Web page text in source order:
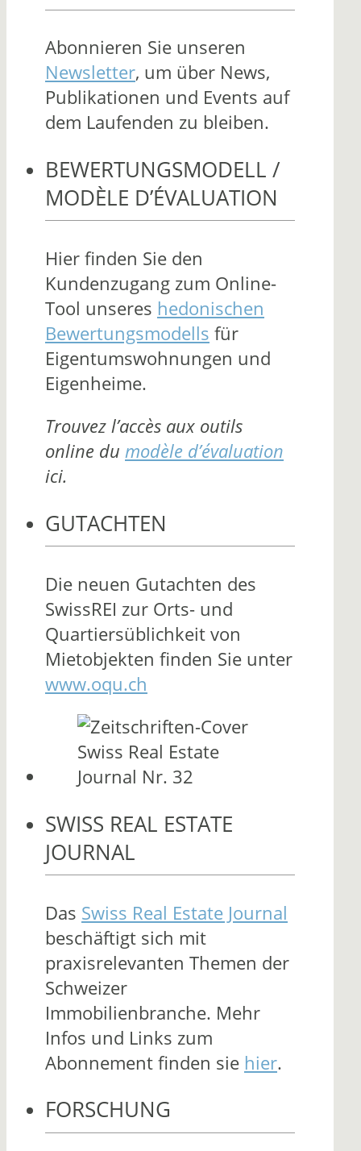
Abonnieren Sie unseren
Newsletter, um über News,
Publikationen und Events auf
dem Laufenden zu bleiben.
BEWERTUNGSMODELL /
MODÈLE D’ÉVALUATION
Hier finden Sie den
Kundenzugang zum Online-
Tool unseres hedonischen
Bewertungsmodells für
Eigentumswohnungen und
Eigenheime.
Trouvez l’accès aux outils
online du modèle d’évaluation
ici.
GUTACHTEN
Die neuen Gutachten des
SwissREI zur Orts- und
Quartiersüblichkeit von
Mietobjekten finden Sie unter
www.oqu.ch
SWISS REAL ESTATE
JOURNAL
Das Swiss Real Estate Journal
beschäftigt sich mit
praxisrelevanten Themen der
Schweizer
Immobilienbranche. Mehr
Infos und Links zum
Abonnement finden sie hier.
FORSCHUNG